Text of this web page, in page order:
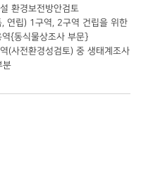
환경보전방안검토
연립) 1구역, 2구역 건립을 위한
{동식물상조사 부문}
(사전환경성검토) 중 생태계조사
분